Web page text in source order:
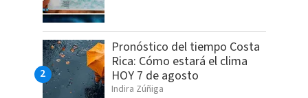
Pronóstico del tiempo Costa
Rica: Cómo estará el clima
HOY 7 de agosto
Indira Zúñiga